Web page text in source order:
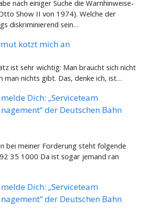
nach einiger Suche die Warnhinweise-
Show II von 1974). Welche der
diskriminierend sein…
kotzt mich an
ist sehr wichtig: Man braucht sich nicht
man nichts gibt. Das, denke ich, ist…
Dich: „Serviceteam
der Deutschen Bahn
bei meiner Forderung steht folgende
35 1000 Da ist sogar jemand ran
Dich: „Serviceteam
der Deutschen Bahn